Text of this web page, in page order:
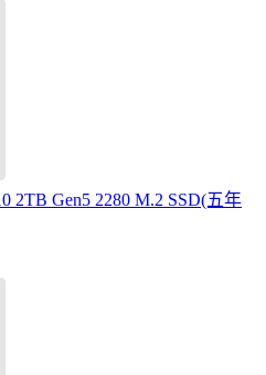
2TB Gen5 2280 M.2 SSD(五年